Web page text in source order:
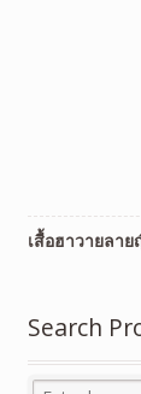
เสื้อฮาวายลา
Search